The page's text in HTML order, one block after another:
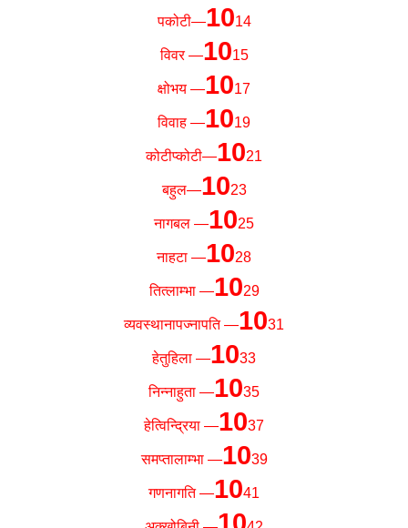
पकोटी—1014
विवर —1015
क्षोभय —1017
विवाह —1019
कोटीप्कोटी—1021
बहुल—1023
नागबल —1025
नाहटा —1028
तित्लाम्भा —1029
व्यवस्थानापज्नापति —1031
हेतुहिला —1033
निन्नाहुता —1035
हेत्विन्द्रिया —1037
समप्तालाम्भा —1039
गणनागति —1041